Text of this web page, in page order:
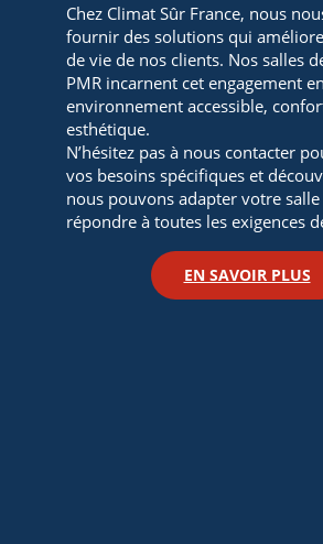
Chez Climat Sûr France, nous
fournir des solutions qui
de vie de nos clients. Nos salles
PMR incarnent cet engagement
environnement accessible,
esthétique.
N’hésitez pas à nous contacter
vos besoins spécifiques et
nous pouvons adapter votre
répondre à toutes les exigences
EN SAVOIR PLUS